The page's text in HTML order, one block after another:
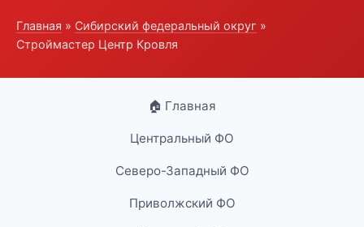
Главная » Сибирский федеральный округ »
Строймастер Центр Кровля
🏠 Главная
Центральный ФО
Северо-Западный ФО
Приволжский ФО